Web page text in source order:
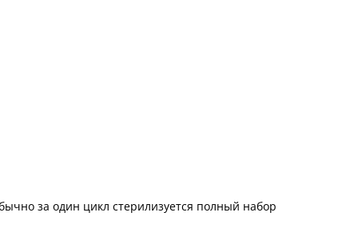
за один цикл стерилизуется полный набор